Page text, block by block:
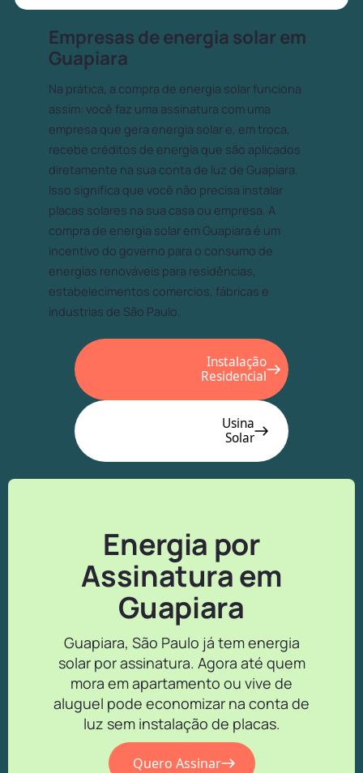
Empresas de energia solar em
Guapiara
Na prática, a compra de energia solar funciona
assim: você faz uma assinatura com uma
empresa que gera energia solar e, em troca,
recebe créditos de energia que são aplicados
diretamente na sua conta de luz de Guapiara.
Isso significa que você não precisa instalar
placas solares na sua casa ou empresa. A
compra de energia solar em Guapiara é um
incentivo do governo para o consumo de
energias renováveis para residências,
estabelecimentos comercios, fábricas e
industrias de São Paulo.
Instalação
Residencial
Usina
Solar
Energia por
Assinatura em
Guapiara
Guapiara, São Paulo já tem energia
solar por assinatura. Agora até quem
mora em apartamento ou vive de
aluguel pode economizar na conta de
luz sem instalação de placas.
Quero Assinar